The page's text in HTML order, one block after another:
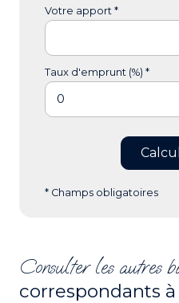
Votre apport *
Taux d'emprunt (%) *
* Champs obligatoires
Consulter les autres
correspondants